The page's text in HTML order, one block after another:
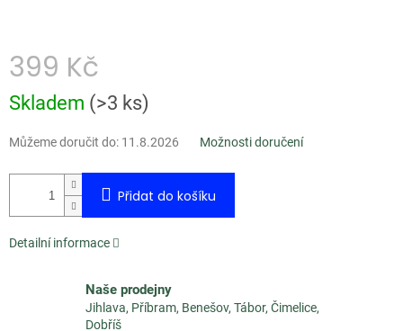
399 Kč
Měrná
cena:
Skladem (>3 ks)
Můžeme doručit do: 11.8.2026 Možnosti doručení
Přidat do košíku
Detailní informace
Naše prodejny
Jihlava, Příbram, Benešov, Tábor, Čimelice,
Dobříš